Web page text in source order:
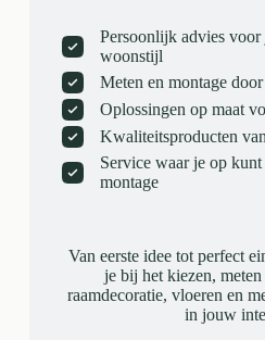
Persoonlijk advies
woonstijl
Meten en montage
Oplossingen op maat
Kwaliteitsproducten
Service waar je op
montage
Van eerste idee tot perfect
je bij het kiezen,
raamdecoratie, vloeren en
in jouw